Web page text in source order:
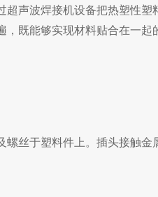
超声波焊接机设备把热塑性
，既能够实现材料贴合在一
螺丝于塑料件上。插头接触